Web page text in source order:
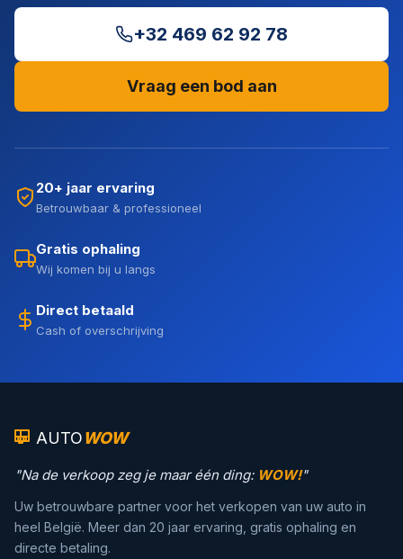
+32 469 62 92 78
Vraag een bod aan
20+ jaar ervaring
Betrouwbaar & professioneel
Gratis ophaling
Wij komen bij u langs
Direct betaald
Cash of overschrijving
AUTOWOW
"Na de verkoop zeg je maar één ding: WOW!"
Uw betrouwbare partner voor het verkopen van uw auto in
heel België. Meer dan 20 jaar ervaring, gratis ophaling en
directe betaling.